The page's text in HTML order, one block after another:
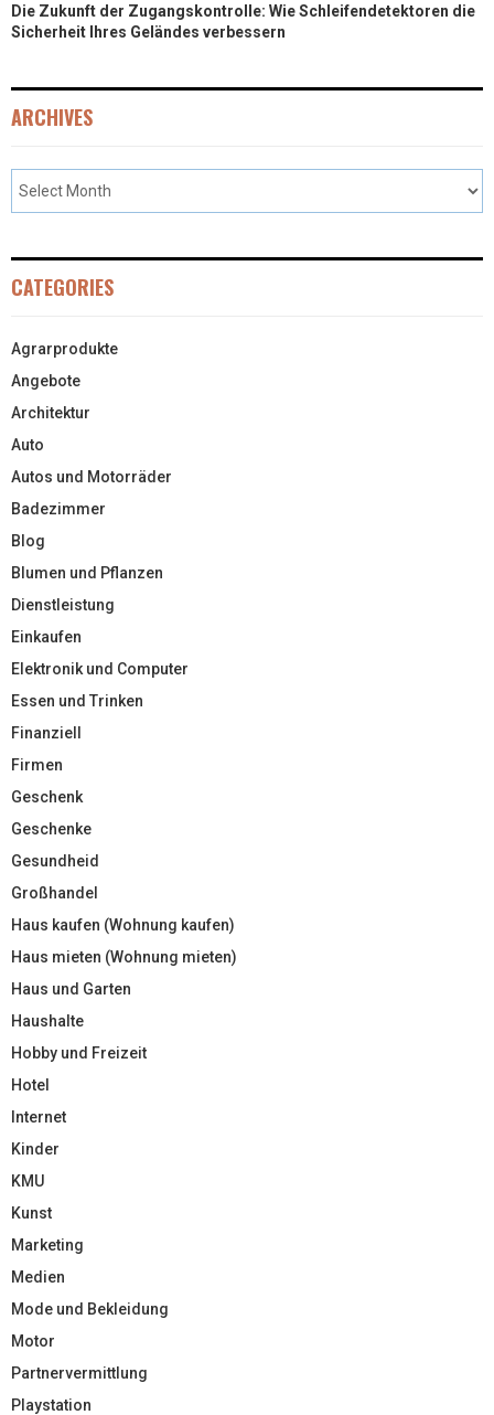
Die Zukunft der Zugangskontrolle: Wie Schleifendetektoren die
Sicherheit Ihres Geländes verbessern
ARCHIVES
CATEGORIES
Agrarprodukte
Angebote
Architektur
Auto
Autos und Motorräder
Badezimmer
Blog
Blumen und Pflanzen
Dienstleistung
Einkaufen
Elektronik und Computer
Essen und Trinken
Finanziell
Firmen
Geschenk
Geschenke
Gesundheid
Großhandel
Haus kaufen (Wohnung kaufen)
Haus mieten (Wohnung mieten)
Haus und Garten
Haushalte
Hobby und Freizeit
Hotel
Internet
Kinder
KMU
Kunst
Marketing
Medien
Mode und Bekleidung
Motor
Partnervermittlung
Playstation